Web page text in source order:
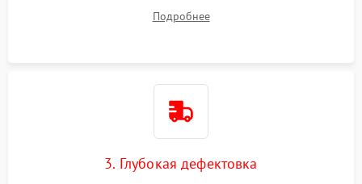
и кистей для предотвращения перегрева и замыканий.
Подробнее
3. Глубокая дефектовка